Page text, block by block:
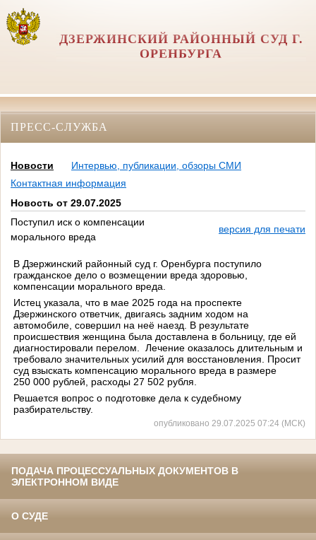
ДЗЕРЖИНСКИЙ РАЙОННЫЙ СУД Г.
ОРЕНБУРГА
ПРЕСС-СЛУЖБА
Новости
Интервью, публикации, обзоры СМИ
Контактная информация
Новость от 29.07.2025
Поступил иск о компенсации
морального вреда
версия для печати
В Дзержинский районный суд г. Оренбурга поступило
гражданское дело о возмещении вреда здоровью,
компенсации морального вреда.
Истец указала, что в мае 2025 года на проспекте
Дзержинского ответчик, двигаясь задним ходом на
автомобиле, совершил на неё наезд. В результате
происшествия женщина была доставлена в больницу, где ей
диагностировали перелом. Лечение оказалось длительным и
требовало значительных усилий для восстановления. Просит
суд взыскать компенсацию морального вреда в размере
250 000 рублей, расходы 27 502 рубля.
Решается вопрос о подготовке дела к судебному
разбирательству.
опубликовано 29.07.2025 07:24 (МСК)
ПОДАЧА ПРОЦЕССУАЛЬНЫХ ДОКУМЕНТОВ В
ЭЛЕКТРОННОМ ВИДЕ
О СУДЕ